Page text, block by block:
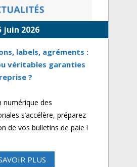
juin 2026
labels, agréments :
véritables garanties
?
des
s’accélère, préparez
de vos bulletins de paie !
PLUS